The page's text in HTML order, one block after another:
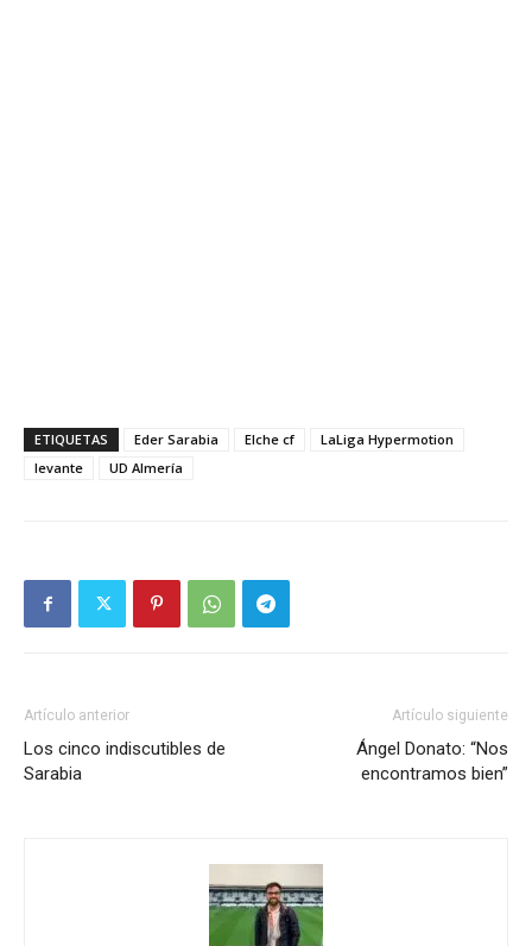
ETIQUETAS Eder Sarabia Elche cf
LaLiga Hypermotion
levante
UD Almería
Artículo anterior
Los cinco indiscutibles de
Sarabia
Artículo siguiente
Ángel Donato: “Nos
encontramos bien”